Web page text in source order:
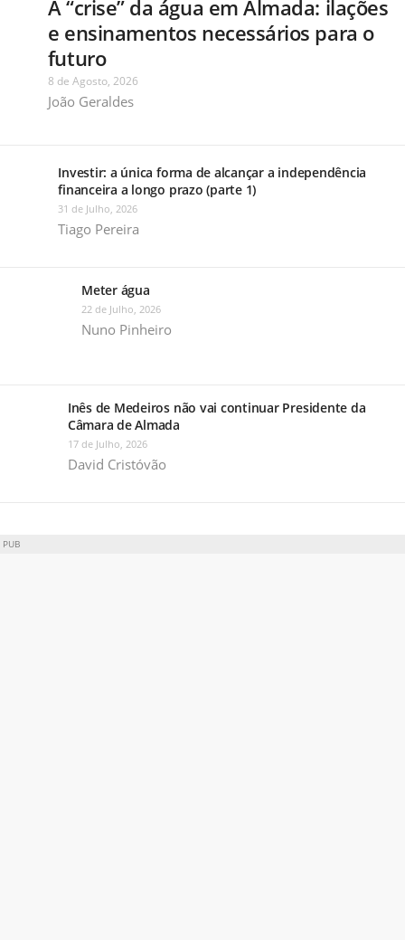
A “crise” da água em Almada: ilações
e ensinamentos necessários para o
futuro
8 de Agosto, 2026
João Geraldes
Investir: a única forma de alcançar a independência
financeira a longo prazo (parte 1)
31 de Julho, 2026
Tiago Pereira
Meter água
22 de Julho, 2026
Nuno Pinheiro
Inês de Medeiros não vai continuar Presidente da
Câmara de Almada
17 de Julho, 2026
David Cristóvão
PUB